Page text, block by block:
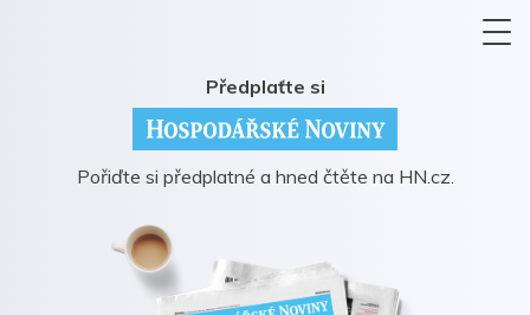
Předplaťte si
Pořiďte si předplatné a hned čtěte na HN.cz.